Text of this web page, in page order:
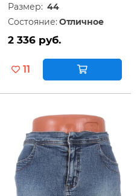
Размер: 44
Состояние: Отличное
2 336 руб.
11